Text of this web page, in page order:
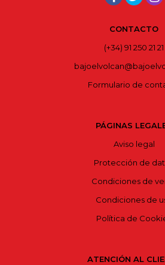
CONTACTO
(+34) 91 250 21 21
Formulario de
PÁGINAS
Aviso legal
Protección de
Condiciones de
Condiciones de
Política de
ATENCIÓN AL